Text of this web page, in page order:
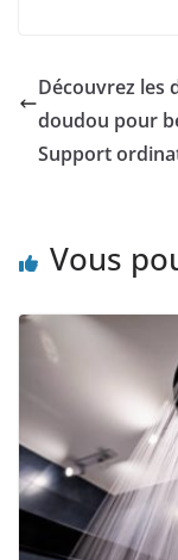
Découvrez les
doudou pour
Support
Vous